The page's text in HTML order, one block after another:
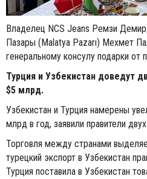
Владелец NCS Jeans Ремзи
Пазары (Malatya Pazarı) Мехмет
генеральному консулу подарки от
Турция и Узбекистан доведут
$5 млрд.
Узбекистан и Турция намерены
млрд в год, заявили правители
Торговля между странами
турецкий экспорт в Узбекистан
Турция поставила в Узбекистан